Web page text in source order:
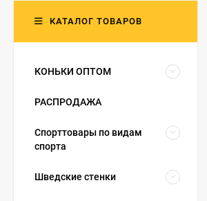
КАТАЛОГ ТОВАРОВ
КОНЬКИ ОПТОМ
РАСПРОДАЖА
Спорттовары по видам
спорта
Шведские стенки